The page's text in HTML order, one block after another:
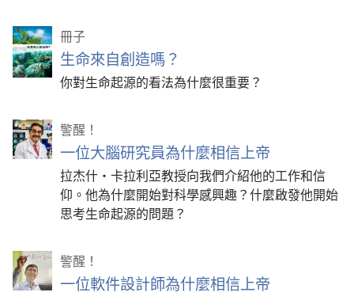
冊子
生命來自創造嗎？
你對生命起源的看法為什麼很重要？
警醒！
一位大腦研究員為什麼相信上帝
拉杰什·卡拉利亞教授向我們介紹他的工作和信
仰。他為什麼開始對科學感興趣？什麼啟發他開始
思考生命起源的問題？
警醒！
一位軟件設計師為什麼相信上帝